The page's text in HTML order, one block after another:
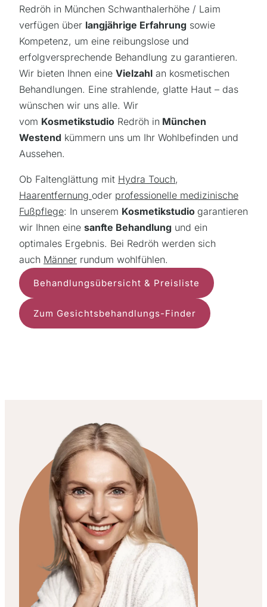
Redröh in München Schwanthalerhöhe / Laim
verfügen über langjährige Erfahrung sowie
Kompetenz, um eine reibungslose und
erfolgversprechende Behandlung zu garantieren.
Wir bieten Ihnen eine Vielzahl an kosmetischen
Behandlungen. Eine strahlende, glatte Haut – das
wünschen wir uns alle. Wir
vom Kosmetikstudio Redröh in München
Westend kümmern uns um Ihr Wohlbefinden und
Aussehen.
Ob Faltenglättung mit Hydra Touch,
Haarentfernung oder professionelle medizinische
Fußpflege: In unserem Kosmetikstudio garantieren
wir Ihnen eine sanfte Behandlung und ein
optimales Ergebnis. Bei Redröh werden sich
auch Männer rundum wohlfühlen.
Behandlungsübersicht & Preisliste
Zum Gesichtsbehandlungs-Finder